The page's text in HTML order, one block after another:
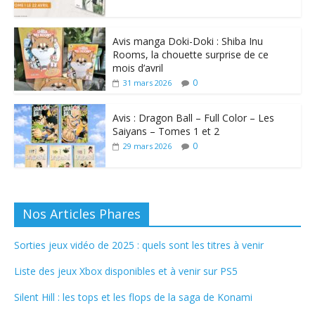
Avis manga Doki-Doki : Shiba Inu
Rooms, la chouette surprise de ce
mois d’avril
31 mars 2026 0
Avis : Dragon Ball – Full Color – Les
Saiyans – Tomes 1 et 2
29 mars 2026 0
Nos Articles Phares
Sorties jeux vidéo de 2025 : quels sont les titres à venir
Liste des jeux Xbox disponibles et à venir sur PS5
Silent Hill : les tops et les flops de la saga de Konami